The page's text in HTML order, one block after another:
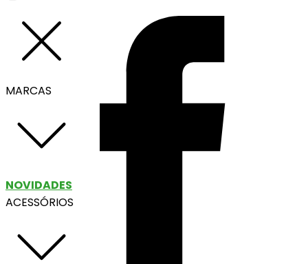
MARCAS
NOVIDADES
ACESSÓRIOS